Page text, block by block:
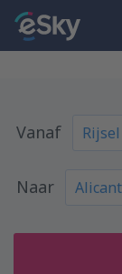
Vanaf
Naar